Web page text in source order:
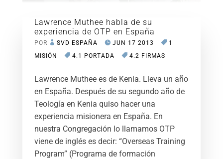
Lawrence Muthee habla de su
experiencia de OTP en España
POR SVD ESPAÑA JUN 17 2013
1
MISIÓN
4.1 PORTADA 4.2 FIRMAS
Lawrence Muthee es de Kenia. Lleva un año
en España. Después de su segundo año de
Teología en Kenia quiso hacer una
experiencia misionera en España. En
nuestra Congregación lo llamamos OTP
viene de inglés es decir: “Overseas Training
Program” (Programa de formación